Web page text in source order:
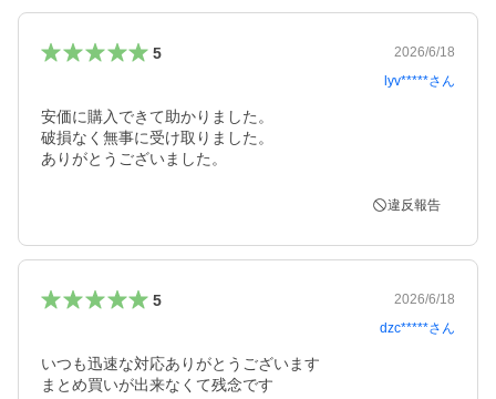
5
2026/6/18
lyv*****さん
安価に購入できて助かりました。
破損なく無事に受け取りました。
ありがとうございました。
違反報告
5
2026/6/18
dzc*****さん
いつも迅速な対応ありがとうございます
まとめ買いが出来なくて残念です